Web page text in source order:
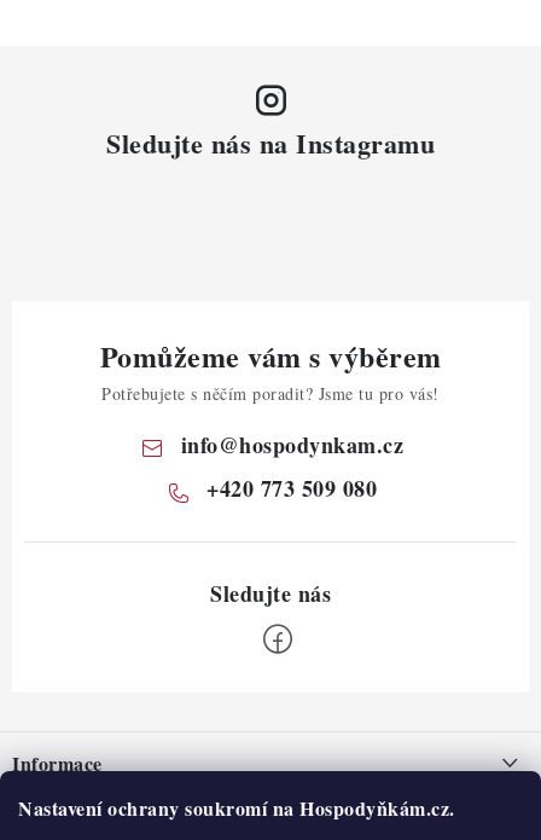
Nastavení ochrany soukromí na Hospodyňkám.cz.
Sledujte nás na Instagramu
Pomůžeme vám s výběrem
Potřebujete s něčím poradit? Jsme tu pro vás!
info@hospodynkam.cz
+420 773 509 080
pInformace
Nepřevzetí zásilky na dobírku
O nás